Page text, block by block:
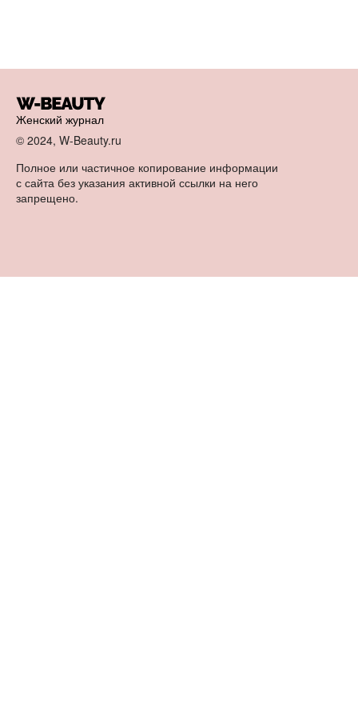
Женский журнал
© 2024, W-Beauty.ru
Полное или частичное копирование информации
с сайта без указания активной ссылки на него
запрещено.